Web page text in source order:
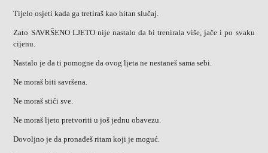
Tijelo osjeti kada ga tretiraš kao hitan slučaj.
Zato SAVRŠENO LJETO nije nastalo da bi trenirala više, jače i po svaku
cijenu.
Nastalo je da ti pomogne da ovog ljeta ne nestaneš sama sebi.
Ne moraš biti savršena.
Ne moraš stići sve.
Ne moraš ljeto pretvoriti u još jednu obavezu.
Dovoljno je da pronađeš ritam koji je moguć.